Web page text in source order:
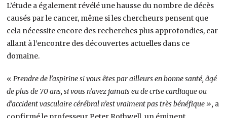
L’étude a également révélé une hausse du nombre de décès
causés par le cancer, même si les chercheurs pensent que
cela nécessite encore des recherches plus approfondies, car
allant à l’encontre des découvertes actuelles dans ce
domaine.
« Prendre de l’aspirine si vous êtes par ailleurs en bonne santé, âgé
de plus de 70 ans, si vous n’avez jamais eu de crise cardiaque ou
d’accident vasculaire cérébral n’est vraiment pas très bénéfique », a